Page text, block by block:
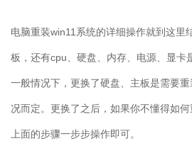
电脑重装win11系统的详细操作就到这里
板，还有cpu、硬盘、内存、电源、显卡
一般情况下，更换了硬盘、主板是需要
况而定。更换了之后，如果你不懂得如
上面的步骤一步步操作即可。